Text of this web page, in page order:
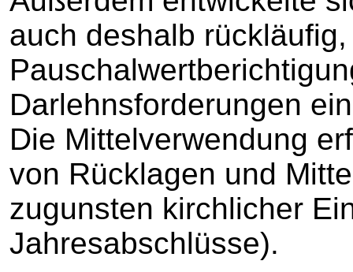
auch deshalb
Darlehnsforderungen
Die Mittelverwendung
von Rücklagen und
zugunsten kirchlicher
Jahresabschlüsse).